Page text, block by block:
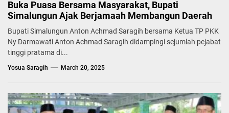
Buka Puasa Bersama Masyarakat, Bupati
Simalungun Ajak Berjamaah Membangun Daerah
Bupati Simalungun Anton Achmad Saragih bersama Ketua TP PKK
Ny Darmawati Anton Achmad Saragih didampingi sejumlah pejabat
tinggi pratama di...
Yosua Saragih March 20, 2025